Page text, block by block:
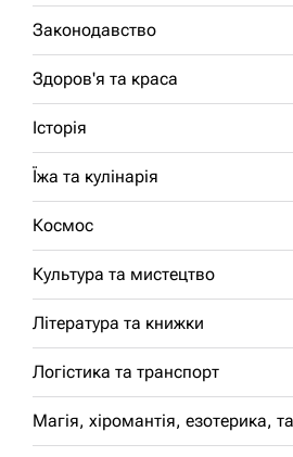
Законодавство
Здоров'я та краса
Історія
Їжа та кулінарія
Космос
Культура та мистецтво
Література та книжки
Логістика та транспорт
Магія, хіромантія, езотерика,